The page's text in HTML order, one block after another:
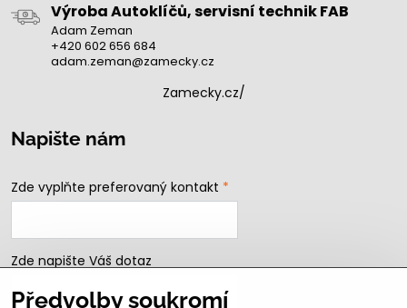
Výroba Autoklíčů, servisní technik FAB
Adam Zeman
+420 602 656 684
adam.zeman@zamecky.cz
Zamecky.cz/
Napište nám
Zde vyplňte preferovaný kontakt *
Zde napište Váš dotaz
Předvolby soukromí